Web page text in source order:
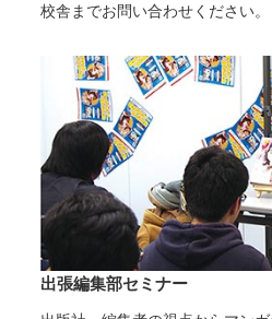
校舎までお問い合わせください。
出張編集部セミナー